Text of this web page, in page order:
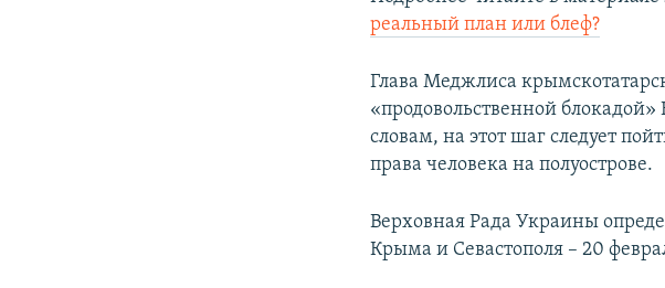
реальный план или блеф?
Глава Меджлиса
«продовольственной
словам, на этот шаг следует
права человека на полуострове.
Верховная Рада Украины
Крыма и Севастополя – 20